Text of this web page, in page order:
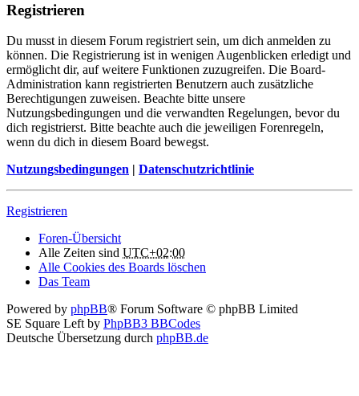
Registrieren
Du musst in diesem Forum registriert sein, um dich anmelden zu
können. Die Registrierung ist in wenigen Augenblicken erledigt und
ermöglicht dir, auf weitere Funktionen zuzugreifen. Die Board-
Administration kann registrierten Benutzern auch zusätzliche
Berechtigungen zuweisen. Beachte bitte unsere
Nutzungsbedingungen und die verwandten Regelungen, bevor du
dich registrierst. Bitte beachte auch die jeweiligen Forenregeln,
wenn du dich in diesem Board bewegst.
Nutzungsbedingungen | Datenschutzrichtlinie
Registrieren
Foren-Übersicht
Alle Zeiten sind UTC+02:00
Alle Cookies des Boards löschen
Das Team
Powered by phpBB® Forum Software © phpBB Limited
SE Square Left by PhpBB3 BBCodes
Deutsche Übersetzung durch phpBB.de